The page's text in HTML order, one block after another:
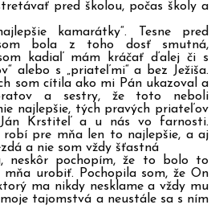
pred školou, počas školy a
kamarátky“. Tesne pred
bola z toho dosť smutná,
kadiaľ mám kráčať ďalej či s
alebo s „priateľmi“ a bez Ježiša.
som cítila ako mi Pán ukazoval a
a sestry, že toto neboli
najlepšie, tých pravých priateľov
Krstiteľ a u nás vo farnosti.
robí pre mňa len to najlepšie, a aj
a nie som vždy šťastná
neskôr pochopím, že to bolo to
urobiť. Pochopila som, že On
ma nikdy nesklame a vždy mu
tajomstvá a neustále sa s ním